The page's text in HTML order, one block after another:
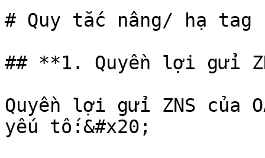
# Quy tắc nâng/ hạ tag
## **1. Quyền lợi gửi
Quyền lợi gửi ZNS của
yếu tố:&#x20;